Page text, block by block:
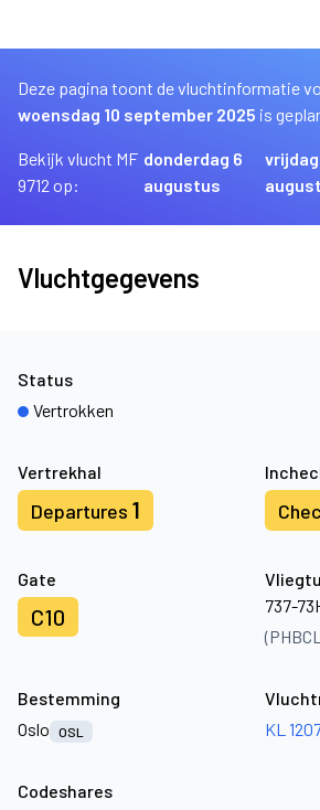
Deze pagina toont de vluchtinformatie
woensdag 10 september 2025 is
Bekijk vlucht MF
9712 op:
donderdag 6
augustus
vrijdag
Vluchtgegevens
Vertrekhal
Departures 1
Gate
C10
737-
Status
Vertrokken
Bestemming
Oslo
OSL
KL
Codeshares